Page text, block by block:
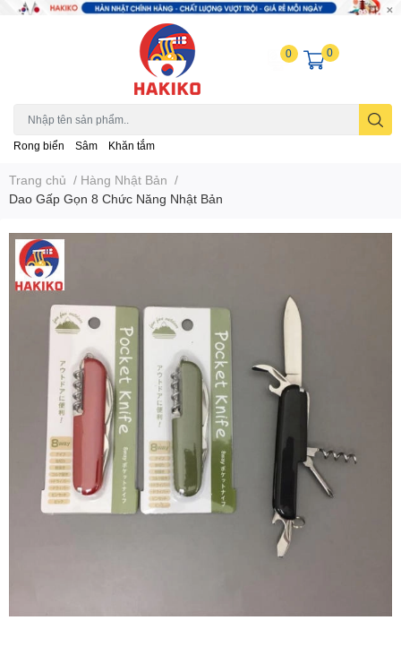
Rong biển Sâm Khăn tắm
0 0
Trang chủ / Hàng Nhật Bản /
Dao Gấp Gọn 8 Chức Năng Nhật Bản